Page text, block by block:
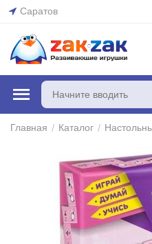
Саратов
Главная / Каталог /